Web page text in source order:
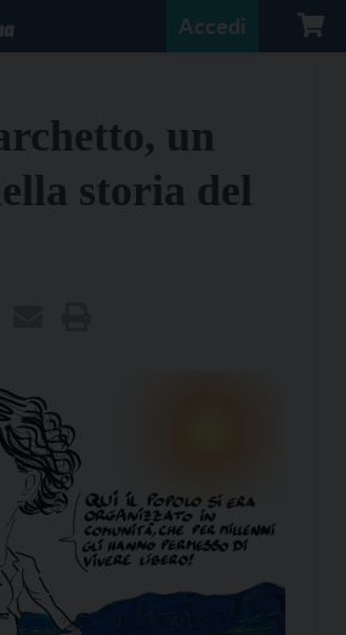
Accedi
un
storia del